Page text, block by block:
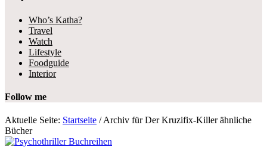
Who’s Katha?
Travel
Watch
Lifestyle
Foodguide
Interior
Follow me
Aktuelle Seite: Startseite /Archiv für Der Kruzifix-Killer ähnliche
Bücher